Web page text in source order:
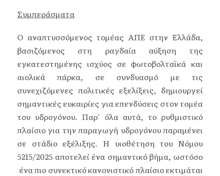
Συμπεράσματα
Ο αναπτυσσόμενος τομέας ΑΠΕ στην Ελλάδα,
βασιζόμενος στη ραγδαία αύξηση της
εγκατεστημένης ισχύος σε φωτοβολταϊκά και
αιολικά πάρκα, σε συνδυασμό με τις
συνεχιζόμενες πολιτικές εξελίξεις, δημιουργεί
σημαντικές ευκαιρίες για επενδύσεις στον τομέα
του υδρογόνου. Παρ’ όλα αυτά, το ρυθμιστικό
πλαίσιο για την παραγωγή υδρογόνου παραμένει
σε στάδιο εξέλιξης. Η υιοθέτηση του Νόμου
5215/2025 αποτελεί ένα σημαντικό βήμα, ωστόσο
ένα πιο συνεκτικό κανονιστικό πλαίσιο εκτιμάται